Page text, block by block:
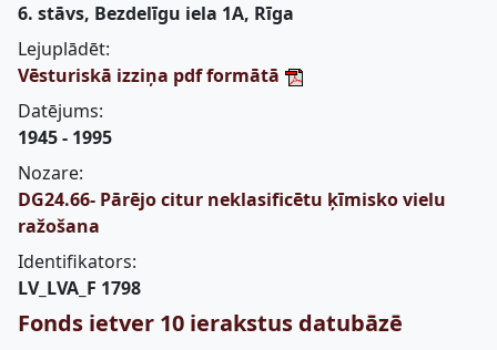
6. stāvs, Bezdelīgu iela 1A, Rīga
Lejuplādēt:
Vēsturiskā izziņa pdf formātā
Datējums:
1945 - 1995
Nozare:
DG24.66- Pārējo citur neklasificētu ķīmisko vielu
ražošana
Identifikators:
LV_LVA_F 1798
Fonds ietver 10 ierakstus datubāzē